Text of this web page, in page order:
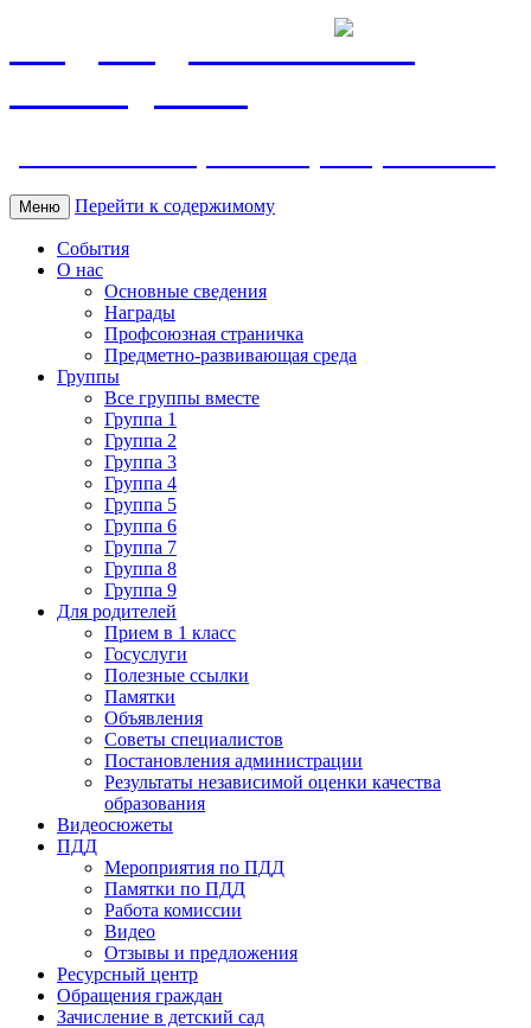
МБДОУ ДС "Калинка"
Меню Перейти к содержимому
События
О нас
Основные сведения
Награды
Профсоюзная страничка
Предметно-развивающая среда
Группы
Все группы вместе
Группа 1
Группа 2
Группа 3
Группа 4
Группа 5
Группа 6
Группа 7
Группа 8
Группа 9
Для родителей
Прием в 1 класс
Госуслуги
Полезные ссылки
Памятки
Объявления
Советы специалистов
Постановления администрации
Результаты независимой оценки качества
образования
Видеосюжеты
ПДД
Мероприятия по ПДД
Памятки по ПДД
Работа комиссии
Видео
Отзывы и предложения
Ресурсный центр
Обращения граждан
Зачисление в детский сад